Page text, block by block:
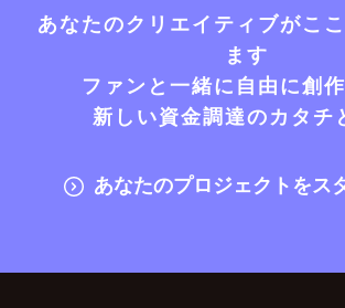
あなたのクリエイティブがこ
ます
ファンと一緒に自由に創
新しい資金調達のカタチ
あなたのプロジェクトをス